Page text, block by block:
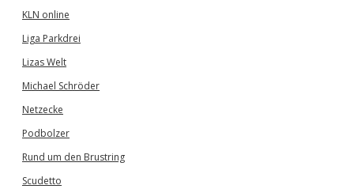
KLN online
Liga Parkdrei
Lizas Welt
Michael Schröder
Netzecke
Podbolzer
Rund um den Brustring
Scudetto